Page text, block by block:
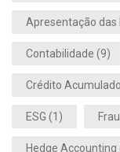
Apresentação das
Contabilidade (9)
Crédito
ESG (1)
Hedge Accounting